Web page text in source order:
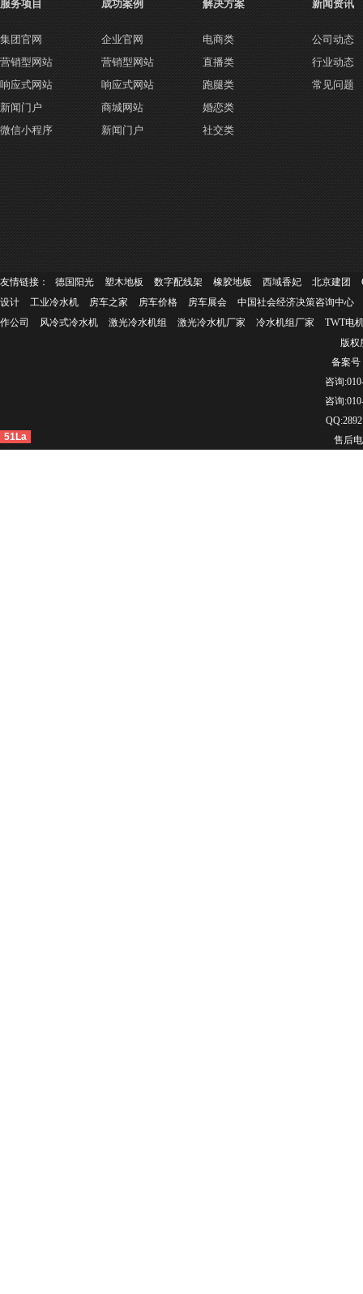
服务项目
集团官网
营销型网站
响应式网站
新闻门户
微信小程序
成功案例
企业官网
营销型网站
响应式网站
商城网站
新闻门户
解决方案
电商类
直播类
跑腿类
婚恋类
社交类
新闻资讯
公司动态
行业动态
常见问题
友情链接： 德国阳光 塑木地板 数字配线架 橡胶地板 西域香妃 北京建团
设计
工业冷水机 房车之家 房车价格 房车展会
中国社会经济决策咨询中心
作公司
风冷式冷水机 激光冷水机组 激光冷水机厂家 冷水机组厂家
TWT电
版权
备案号
咨询
咨询
售后
51La